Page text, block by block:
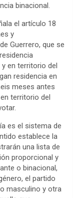
binacional.
el artículo 18
y
Guerrero, que se
en territorio del
residencia en
meses antes
territorio del
es el sistema de
establece la
una lista de
proporcional y
o binacional,
el partido
masculino y otra